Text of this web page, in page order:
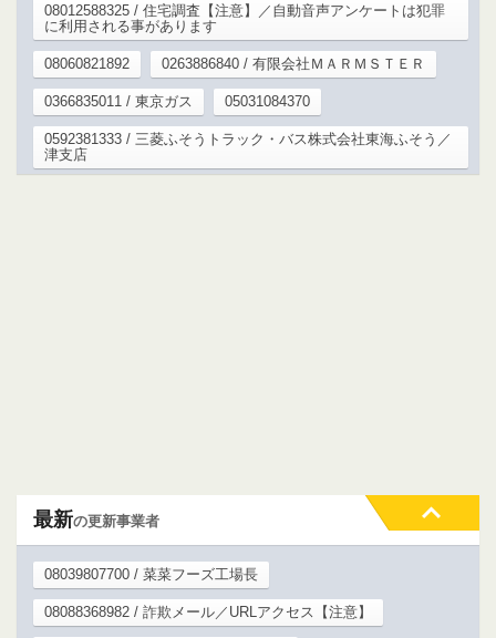
08012588325 / 住宅調査【注意】／自動音声アンケートは犯罪
に利用される事があります
08060821892 0263886840 / 有限会社ＭＡＲＭＳＴＥＲ
0366835011 / 東京ガス 05031084370
0592381333 / 三菱ふそうトラック・バス株式会社東海ふそう／
津支店
最新の更新事業者
08039807700 / 菜菜フーズ工場長
08088368982 / 詐欺メール／URLアクセス【注意】